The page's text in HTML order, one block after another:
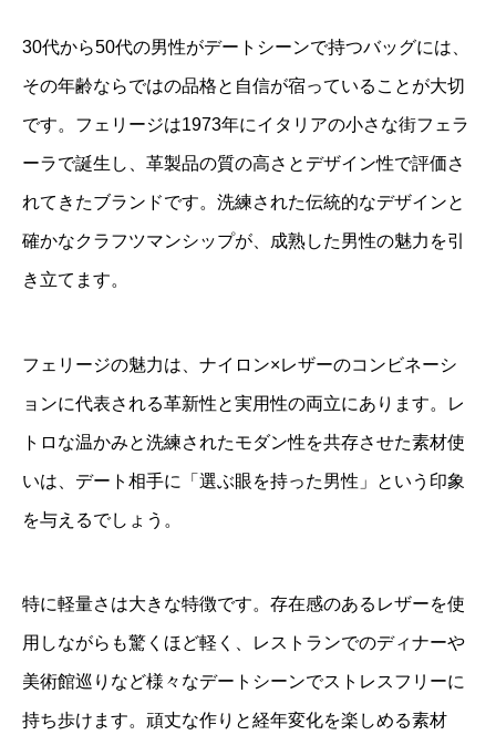
30代から50代の男性がデートシーンで持つバッグには、
その年齢ならではの品格と自信が宿っていることが大切
です。フェリージは1973年にイタリアの小さな街フェラ
ーラで誕生し、革製品の質の高さとデザイン性で評価さ
れてきたブランドです。洗練された伝統的なデザインと
確かなクラフツマンシップが、成熟した男性の魅力を引
き立てます。
フェリージの魅力は、ナイロン×レザーのコンビネーシ
ョンに代表される革新性と実用性の両立にあります。レ
トロな温かみと洗練されたモダン性を共存させた素材使
いは、デート相手に「選ぶ眼を持った男性」という印象
を与えるでしょう。
特に軽量さは大きな特徴です。存在感のあるレザーを使
用しながらも驚くほど軽く、レストランでのディナーや
美術館巡りなど様々なデートシーンでストレスフリーに
持ち歩けます。頑丈な作りと経年変化を楽しめる素材